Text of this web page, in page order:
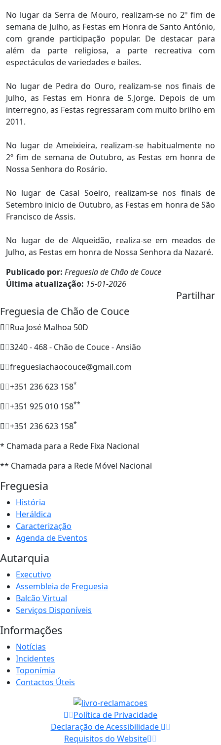
No lugar da Serra de Mouro, realizam-se no 2º fim de
semana de Julho, as Festas em Honra de Santo António,
com grande participação popular. De destacar para
além da parte religiosa, a parte recreativa com
espectáculos de variedades e bailes.
No lugar de Pedra do Ouro, realizam-se nos finais de
Julho, as Festas em Honra de S.Jorge. Depois de um
interregno, as Festas regressaram com muito brilho em
2011.
No lugar de Ameixieira, realizam-se habitualmente no
2º fim de semana de Outubro, as Festas em honra de
Nossa Senhora do Rosário.
No lugar de Casal Soeiro, realizam-se nos finais de
Setembro inicio de Outubro, as Festas em honra de São
Francisco de Assis.
No lugar de de Alqueidão, realiza-se em meados de
Julho, as Festas em honra de Nossa Senhora da Nazaré.
Publicado por: Freguesia de Chão de Couce
Última atualização: 15-01-2026
Partilhar
Freguesia de Chão de Couce
Rua José Malhoa 50D
3240 - 468 - Chão de Couce - Ansião
freguesiachaocouce@gmail.com
+351 236 623 158*
+351 925 010 158**
+351 236 623 158*
* Chamada para a Rede Fixa Nacional
** Chamada para a Rede Móvel Nacional
Freguesia
História
Heráldica
Caracterização
Agenda de Eventos
Autarquia
Executivo
Assembleia de Freguesia
Balcão Virtual
Serviços Disponíveis
Informações
Notícias
Incidentes
Toponímia
Contactos Úteis
Política de Privacidade
Declaração de Acessibilidade
Requisitos do Website